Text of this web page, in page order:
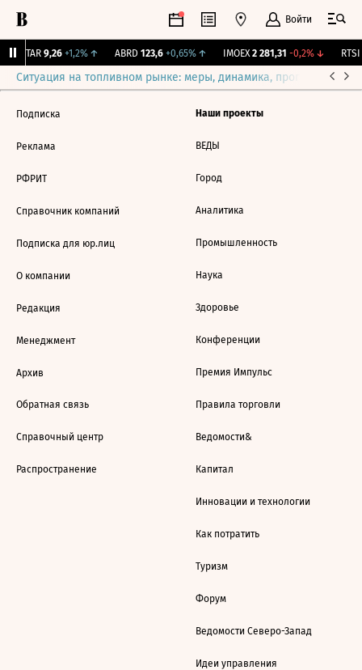
Войти
UTAR 9,26 +1,2%↑ ABRD 123,6 +0,65%↑ IMOEX 2 281,31 -0,2%↓ RTSI
Ситуация на топливном рынке: меры, динамика, прогнозы
Подписка
Реклама
РФРИТ
Справочник компаний
Подписка для юр.лиц
О компании
Редакция
Менеджмент
Архив
Обратная связь
Справочный центр
Распространение
Наши проекты
ВЕДЫ
Город
Аналитика
Промышленность
Наука
Здоровье
Конференции
Премия Импульс
Правила торговли
Ведомости&
Капитал
Инновации и технологии
Как потратить
Туризм
Форум
Ведомости Северо-Запад
Идеи управления